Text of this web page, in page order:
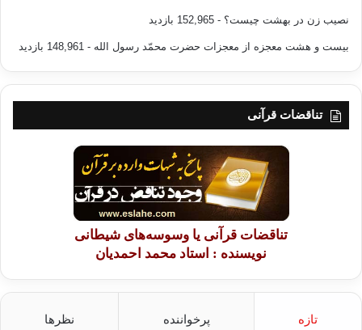
نصیب زن در بهشت چیست؟ - 152,965 بازدید
بیست و هشت معجزه از معجزات حضرت محمّد رسول الله - 148,961 بازدید
تناقضات قرآنی
تناقضات قرآنی یا وسوسه‌های شیطانی
نویسنده : استاد محمد احمدیان
تازه پرخواننده نظرها